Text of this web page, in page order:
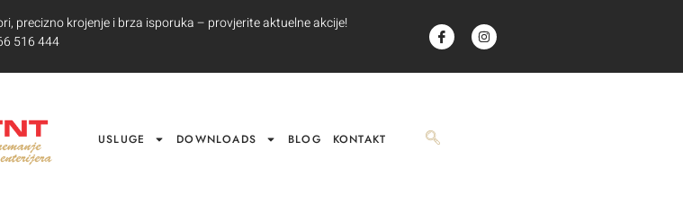
precizno krojenje i brza isporuka – provjerite aktuelne akcije!
516 444
USLUGE DOWNLOADS BLOG KONTAKT